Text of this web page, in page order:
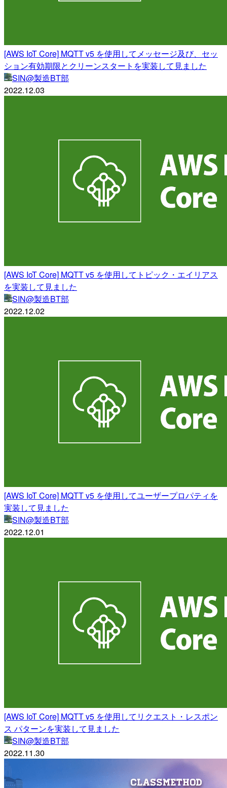
[AWS IoT Core] MQTT v5 を使用してメッセージ及び、セッ
ション有効期限とクリーンスタートを実装して見ました
SIN@製造BT部
2022.12.03
[AWS IoT Core] MQTT v5 を使用してトピック・エイリアス
を実装して見ました
SIN@製造BT部
2022.12.02
[AWS IoT Core] MQTT v5 を使用してユーザープロパティを
実装して見ました
SIN@製造BT部
2022.12.01
[AWS IoT Core] MQTT v5 を使用してリクエスト・レスポン
ス パターンを実装して見ました
SIN@製造BT部
2022.11.30